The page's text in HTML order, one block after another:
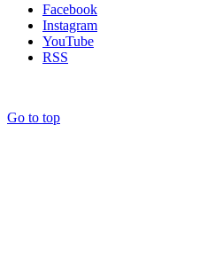
Facebook
Instagram
YouTube
RSS
Go to top